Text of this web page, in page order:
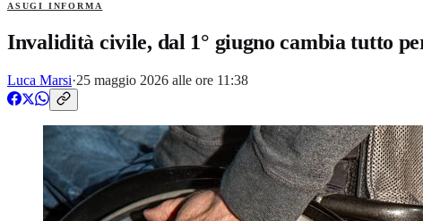
ASUGI INFORMA
Invalidità civile, dal 1° giugno cambia tutto
Luca Marsi·25 maggio 2026 alle ore 11:38